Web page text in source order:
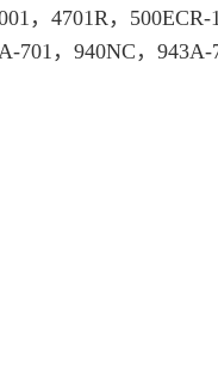
，4701R，
701，940NC，